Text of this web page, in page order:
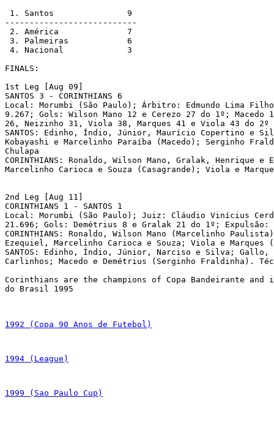
1. Santos               9
---------------------------
2. América              7
3. Palmeiras            6
4. Nacional             3
FINALS:
1st Leg [Aug 09]
SANTOS 3 - CORINTHIANS 6
Local: Morumbi (São Paulo); Árbitro: Edmundo Lima
9.267; Gols: Wilson Mano 12 e Cerezo 27 do 1º; Macedo
26, Neizinho 31, Viola 38, Marques 41 e Viola 43 do 2º
SANTOS: Edinho, Índio, Júnior, Maurício Copertino e
Kobayashi e Marcelinho Paraíba (Macedo); Serginho
Chulapa
CORINTHIANS: Ronaldo, Wilson Mano, Gralak,
Marcelinho Carioca e Souza (Casagrande); Viola e
2nd Leg [Aug 11]
CORINTHIANS 1 - SANTOS 1
Local: Morumbi (São Paulo); Juiz: Cláudio Vinícius
21.696; Gols: Demétrius 8 e Gralak 21 do 1º;
CORINTHIANS: Ronaldo, Wilson Mano (Marcelinho
Ezequiel, Marcelinho Carioca e Souza; Viola e
SANTOS: Edinho, Índio, Júnior, Narciso e Silva; Gallo,
Carlinhos; Macedo e Demétrius (Serginho Fraldinha).
Corinthians are the champions of Copa Bandeirante
do Brasil 1995
1992 (Copa 90 Anos de Futebol)
1994 (League)
1999 (Sao Paulo Cup)